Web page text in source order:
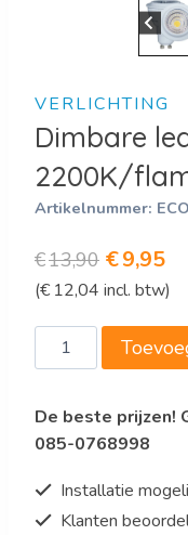
VERLICHTING
Dimbare
2200K/
Artikelnummer:
€13,90
prijs
was:
€13,90.
€9,95
is:
(€ 12,04 incl. btw)
Dimbare
led
GU10
COB
aantal
De beste prijzen!
085-0768998
Installatie
Klanten